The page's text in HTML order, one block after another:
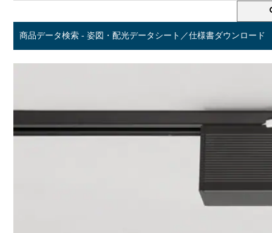
商品データ検索 - 姿図・配光データシート／仕様書ダウンロード